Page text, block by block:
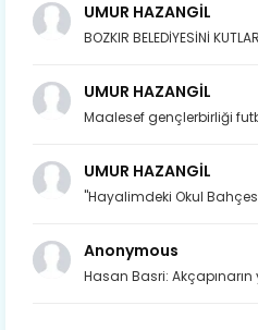
UMUR HAZANGİL
BOZKIR BELEDİYESİNİ
UMUR HAZANGİL
Maalesef gençlerbirliği
UMUR HAZANGİL
"Hayalimdeki Okul
Anonymous
Hasan Basri: